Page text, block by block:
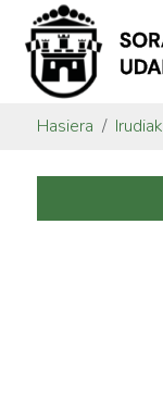
Hasiera Irudiak